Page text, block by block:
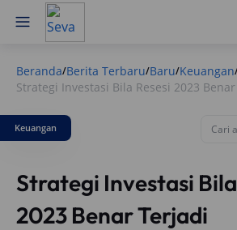
Beranda/Berita Terbaru/Baru/Keuangan
Strategi Investasi Bila Resesi 2023
Keuangan
Strategi Investasi Bila
2023 Benar Terjadi